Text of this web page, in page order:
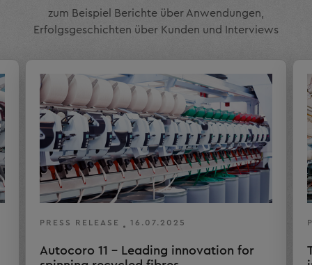
zum Beispiel Berichte über Anwendungen,
Erfolgsgeschichten über Kunden und Interviews
PRESS RELEASE 16.07.2025
Autocoro 11 - Leading innovation for